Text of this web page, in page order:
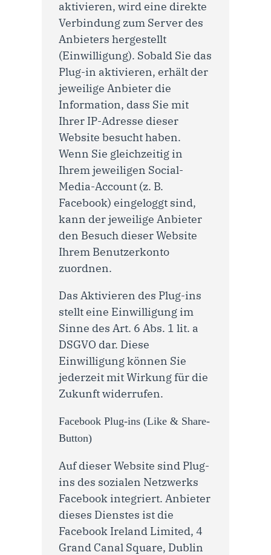
aktivieren, wird eine direkte
Verbindung zum Server des
Anbieters hergestellt
(Einwilligung). Sobald Sie das
Plug-in aktivieren, erhält der
jeweilige Anbieter die
Information, dass Sie mit
Ihrer IP-Adresse dieser
Website besucht haben.
Wenn Sie gleichzeitig in
Ihrem jeweiligen Social-
Media-Account (z. B.
Facebook) eingeloggt sind,
kann der jeweilige Anbieter
den Besuch dieser Website
Ihrem Benutzerkonto
zuordnen.
Das Aktivieren des Plug-ins
stellt eine Einwilligung im
Sinne des Art. 6 Abs. 1 lit. a
DSGVO dar. Diese
Einwilligung können Sie
jederzeit mit Wirkung für die
Zukunft widerrufen.
Facebook Plug-ins (Like & Share-
Button)
Auf dieser Website sind Plug-
ins des sozialen Netzwerks
Facebook integriert. Anbieter
dieses Dienstes ist die
Facebook Ireland Limited, 4
Grand Canal Square, Dublin